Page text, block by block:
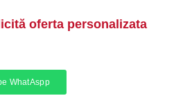
oferta personalizata
WhatAspp